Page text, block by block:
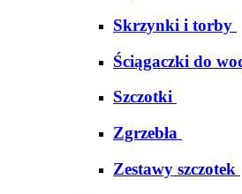
Skrzynki i torby
Ściągaczki do
Szczotki
Zgrzebła
Zestawy szczotek